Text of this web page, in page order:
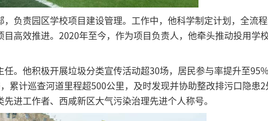
负责园区学校项目建设管理。工作中，他科学制定计划，全流程
高效推进。2020年至今，作为项目负责人，他牵头推动投用学
。他积极开展垃圾分类宣传活动超30场，居民参与率提升至
累计巡查河道里程超500公里，及时发现并协助整改排污口隐患
进工作者、西咸新区大气污染治理先进个人称号。